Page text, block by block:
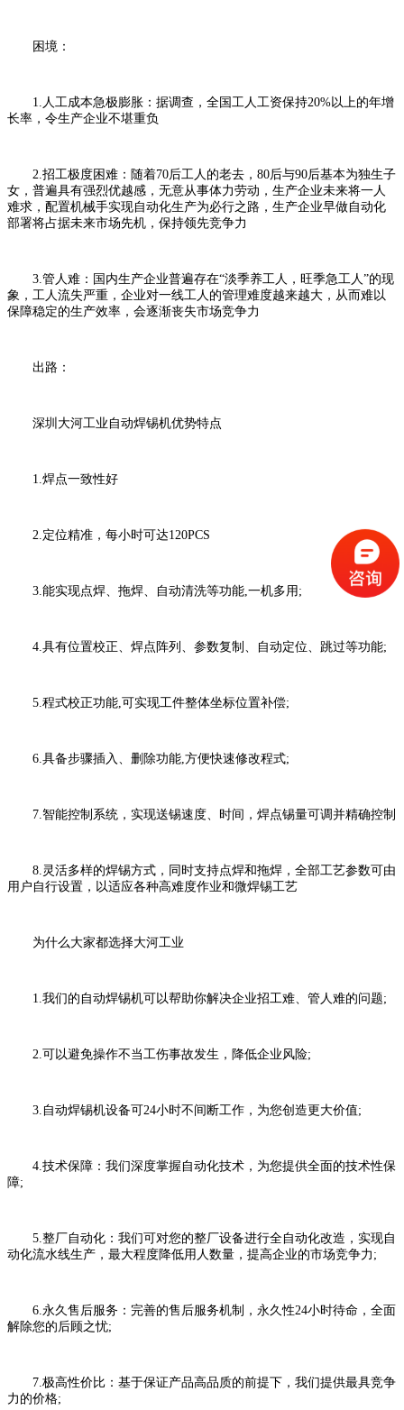
困境：
1.人工成本急极膨胀：据调查，全国工人工资保持20%以上的年增
长率，令生产企业不堪重负
2.招工极度困难：随着70后工人的老去，80后与90后基本为独生子
女，普遍具有强烈优越感，无意从事体力劳动，生产企业未来将一人
难求，配置机械手实现自动化生产为必行之路，生产企业早做自动化
部署将占据未来市场先机，保持领先竞争力
3.管人难：国内生产企业普遍存在“淡季养工人，旺季急工人”的现
象，工人流失严重，企业对一线工人的管理难度越来越大，从而难以
保障稳定的生产效率，会逐渐丧失市场竞争力
出路：
深圳大河工业自动焊锡机优势特点
1.焊点一致性好
2.定位精准，每小时可达120PCS
3.能实现点焊、拖焊、自动清洗等功能,一机多用;
4.具有位置校正、焊点阵列、参数复制、自动定位、跳过等功能;
5.程式校正功能,可实现工件整体坐标位置补偿;
6.具备步骤插入、删除功能,方便快速修改程式;
7.智能控制系统，实现送锡速度、时间，焊点锡量可调并精确控制
8.灵活多样的焊锡方式，同时支持点焊和拖焊，全部工艺参数可由
用户自行设置，以适应各种高难度作业和微焊锡工艺
为什么大家都选择大河工业
1.我们的自动焊锡机可以帮助你解决企业招工难、管人难的问题;
2.可以避免操作不当工伤事故发生，降低企业风险;
3.自动焊锡机设备可24小时不间断工作，为您创造更大价值;
4.技术保障：我们深度掌握自动化技术，为您提供全面的技术性保
障;
5.整厂自动化：我们可对您的整厂设备进行全自动化改造，实现自
动化流水线生产，最大程度降低用人数量，提高企业的市场竞争力;
6.永久售后服务：完善的售后服务机制，永久性24小时待命，全面
解除您的后顾之忧;
7.极高性价比：基于保证产品高品质的前提下，我们提供最具竞争
力的价格;